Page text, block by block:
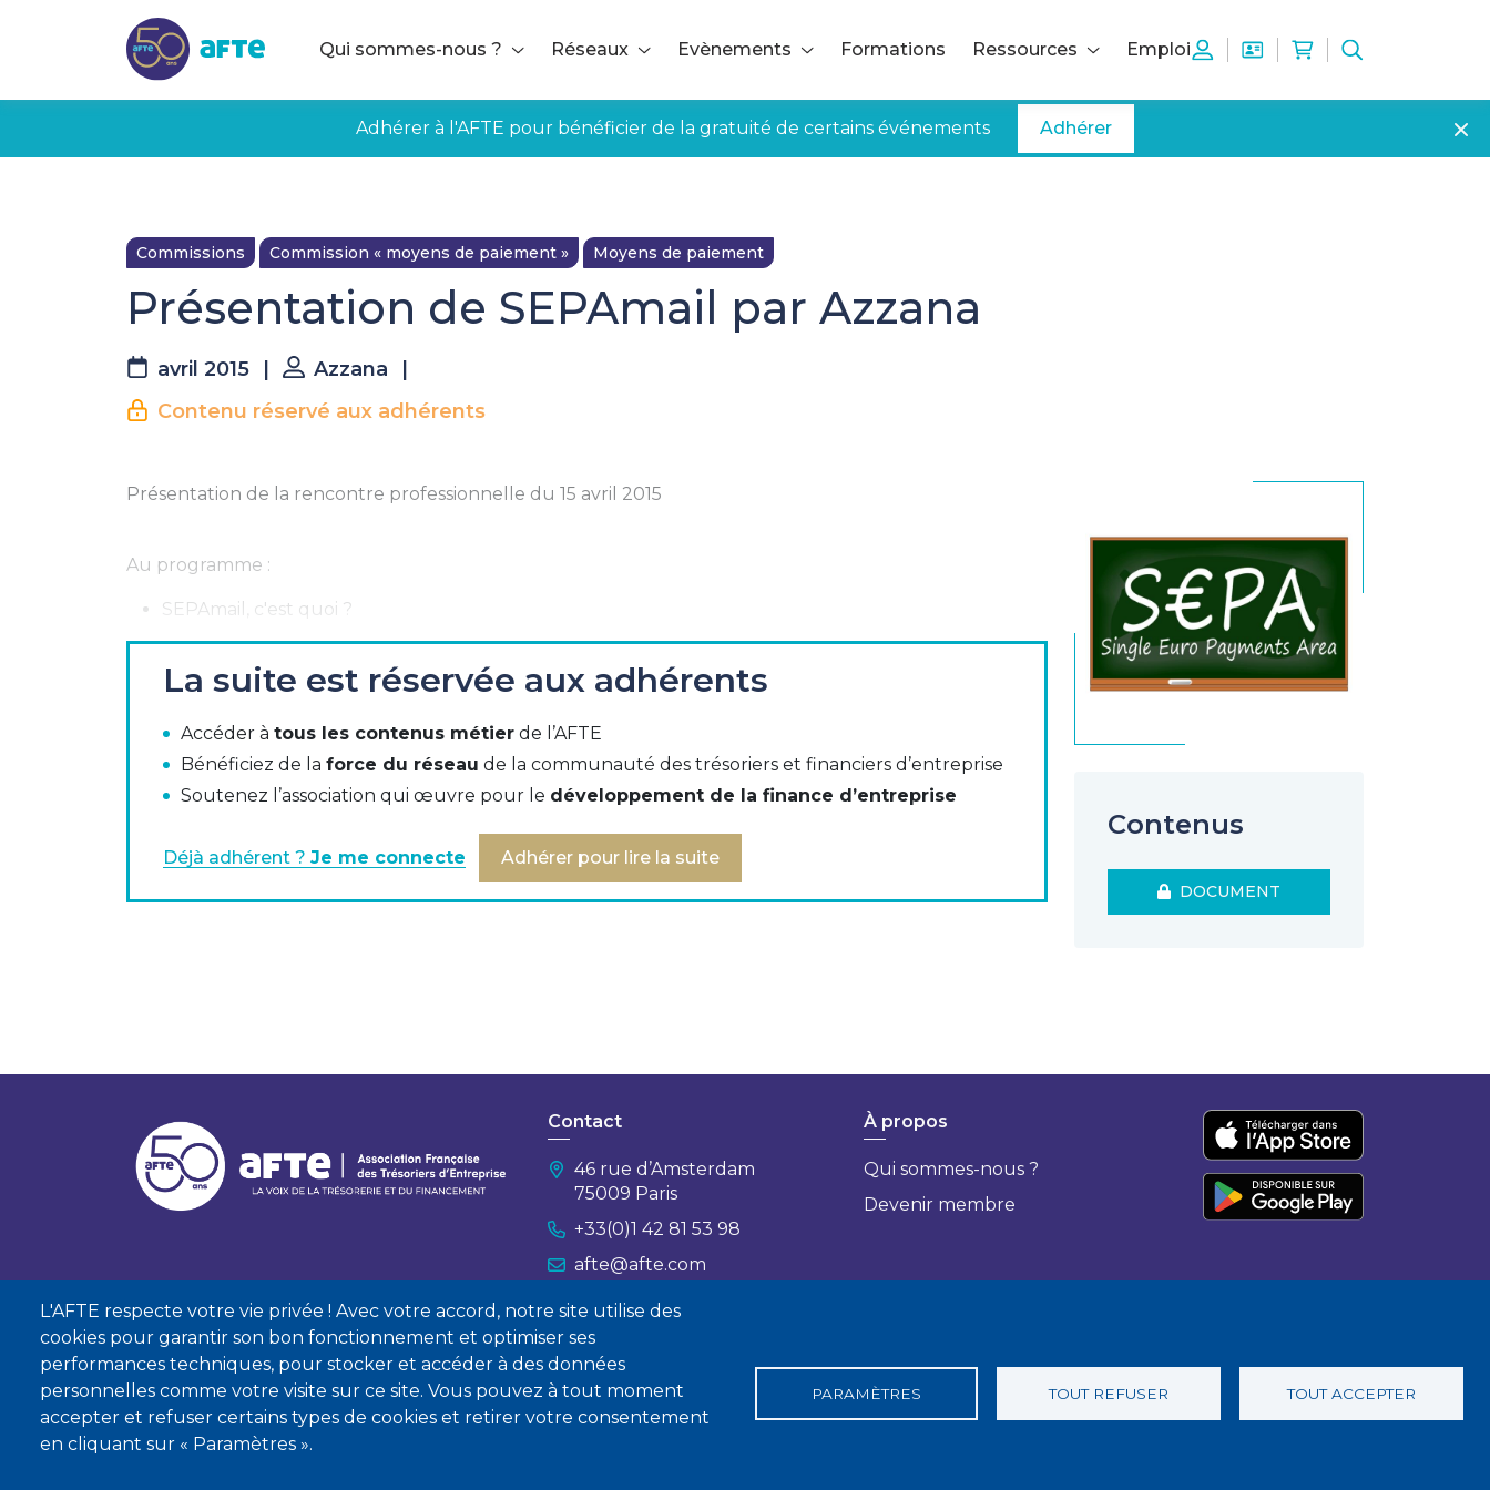
L'AFTE respecte votre vie privée ! Avec votre accord, notre site utilise des
cookies pour garantir son bon fonctionnement et optimiser ses
performances techniques, pour stocker et accéder à des données
personnelles comme votre visite sur ce site. Vous pouvez à tout moment
accepter et refuser certains types de cookies et retirer votre consentement
en cliquant sur « Paramètres ».
PARAMÈTRES TOUT REFUSER TOUT ACCEPTER
Qui sommes-nous ? Réseaux Evènements Formations Ressources Emploi
Adhérer à l'AFTE pour bénéficier de la gratuité de certains événements Adhérer
Commissions Commission « moyens de paiement » Moyens de paiement
Présentation de SEPAmail par Azzana
avril 2015 Azzana
Contenu réservé aux adhérents
Présentation de la rencontre professionnelle du 15 avril 2015
Au programme :
SEPAmail, c'est quoi ?
Focus sur SEPAmail Diamond
Les cas d'usage SEPAmail Rubis et SEPAmail Diamond
Où en sont les offres des banques ?
Le retour d'expérience Zoomit (Belgique) + iDEAL (Pays-bas) et Sofort (Allemagne)
La suite est réservée aux adhérents
Accéder à tous les contenus métier de l’AFTE
Bénéficiez de la force du réseau de la communauté des trésoriers et financiers d’entreprise
Soutenez l’association qui œuvre pour le développement de la finance d’entreprise
Déjà adhérent ? Je me connecte Adhérer pour lire la suite
Contenus
DOCUMENT
Contact
46 rue d’Amsterdam
75009 Paris
+33(0)1 42 81 53 98
afte@afte.com
Nous contacter
À propos
Qui sommes-nous ?
Devenir membre